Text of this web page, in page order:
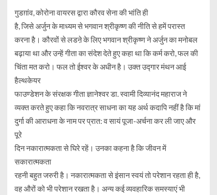
गुडग़ांव, कोरोना वायरस द्वारा कौरव सेना की भांति ही
है, जिसे अर्जुन के माध्यम से भगवान श्रीकृष्ण की नीति से हमें परास्त
करना है। कौरवों से लडऩे के लिए भगवान श्रीकृष्ण ने अर्जुन का मनोबल
बढ़ाया था और उन्हें गीता का संदेश देते हुए कहा था कि कर्म करो, फल की
चिंता मत करो। फल तो ईश्वर के अधीन है। उक्त उद्गार मंथन आई
हैल्थकेयर
फाउण्डेशन के संरक्षक गीता ज्ञानेश्वर डा. स्वामी दिव्यानंद महाराज ने
व्यक्त करते हुए कहा कि नवरात्र साधना का यह अर्थ कदापि नहीं है कि मां
दुर्गा की आराधना के नाम पर प्रात: व सायं पूजा-अर्चना कर ली जाए और
पूरे
दिन नकारात्मकता से घिरे रहें। उनका कहना है कि जीवन में
सकारात्मकता
रहनी बहुत जरुरी है। नकारात्मकता से इंसान स्वयं तो परेशान रहता ही है,
वह औरों को भी परेशान रखता है। अन्य कई व्यवहारिक समस्याएं भी